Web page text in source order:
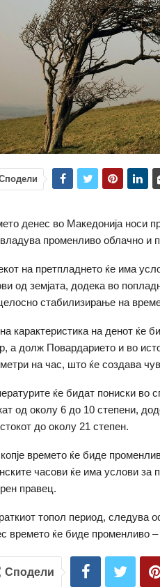
денес во Македонија носи
променливо облачно и
на претпладнето ќе има
од земјата, додека во
стабилизирање на
карактеристика на денот ќе
а долж Повардарието и во
на час, што ќе создава
ќе бидат пониски во
од околу 6 до 10 степени,
до околу 21 степен.
времето ќе биде
часови ќе има услови
правец.
топол период, следува
времето ќе биде променливо
Сподели